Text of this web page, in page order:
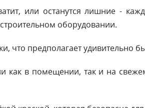
или останутся лишние -
оборудовании.
что предполагает удивительно
как в помещении, так и на